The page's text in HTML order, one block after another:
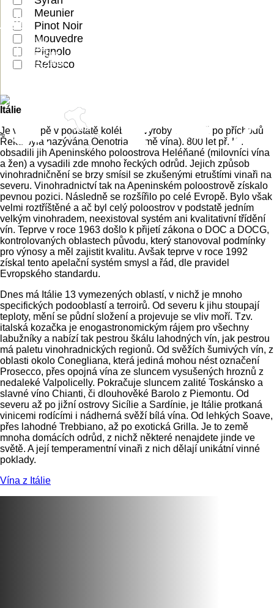
Meunier
Pinot Noir
Mouvedre
Pignolo
Refosco
Itálie
BEAUJOLAIS
ALSACE
BORDEAUX
CHAMPAGNE
CÔTES DU
RHÔNE
LANGUEDOC
PROVANCE
kolem Chalon-sur-Sâone a Mâconnais, poblíž města
Mâcon, sousedící s Beaujolais.
Montagne de Reims
převahou křídových půd. Převládá zde odrůda Pinot Noir.
Pochází odsud většina prestižních domů a skvělá
dlouhověká šampaňská.
Valée de la Marne- údolí řeky Marny s převážně jílovito-
vápenitými půdami. Dominantní odrůdou je Pinot
Meunier. Šampaňská mají ovocné aroma i chuť a jsou
jemná.
Côte des Blancs a Côte des Sézanne- v této části
dominuje bílá odrůda Chardonnay. Křídové půdy
podtrhují její eleganci a šampaňská odtud mají velký
potenciál a jsou velmi květinová a ovocná.
Côte des Bar- nejjižnější podoblast, s křídovým
podložím, osázená hojně odrůdou Pinot Noir. Historicky
tato část patřila k Burgundsku. Šampaňská jsou
vinaři se jedná o největší terroir šampaňského.
Mourvèdre Cinsault Piquepoul
Mauzac
Bourboulenc Marsanne Roussanne
Coteaux Varois en Provence
Itálie
FRIULI
ASOLO
PIEDMONT
ALTO ADIGE
PUGLIA
kopce a malebné vesnice usazené mezi nimi.
charakteru.
Grecanico
Inzolia
Nero d´Avola
Marsala
Německo
MOSELA
Rheinhessen
Rudesheimem.
Česko
Nový
Zéland
Itálie
Je v Evropě v podstatě kolébkou výroby vína. Už po příchodů
Řeků byla nazývána Oenotria (země vína). 800 let př. Kr.
obsadili jih Apeninského poloostrova Heléňané (milovníci vína
a žen) a vysadili zde mnoho řeckých odrůd. Jejich způsob
vinohradničnění se brzy smísil se zkušenými etruštími vinaři na
severu. Vinohradnictví tak na Apeninském poloostrově získalo
pevnou pozici. Následně se rozšířilo po celé Evropě. Bylo však
velmi roztříštěné a ač byl celý poloostrov v podstatě jedním
velkým vinohradem, neexistoval systém ani kvalitativní třídění
vín. Teprve v roce 1963 došlo k přijetí zákona o DOC a DOCG,
kontrolovaných oblastech původu, který stanovoval podmínky
pro výnosy a měl zajistit kvalitu. Avšak teprve v roce 1992
získal tento apelační systém smysl a řád, dle pravidel
Evropského standardu.
Dnes má Itálie 13 vymezených oblastí, v nichž je mnoho
specifických podooblastí a terroirů. Od severu k jihu stoupají
teploty, mění se půdní složení a projevuje se vliv moří. Tzv.
italská kozačka je enogastronomickým rájem pro všechny
labužníky a nabízí tak pestrou škálu lahodných vín, jak pestrou
má paletu vinohradnických regionů. Od svěžích šumivých vín, z
oblasti okolo Conegliana, která jediná mohou nést označení
Prosecco, přes opojná vína ze sluncem vysušených hroznů z
nedaleké Valpolicelly. Pokračuje sluncem zalité Toskánsko a
slavné víno Chianti, či dlouhověké Barolo z Piemontu. Od
severu až po jižní ostrovy Sicílie a Sardínie, je Itálie protkaná
vinicemi rodícími i nádherná svěží bílá vína. Od lehkých Soave,
přes lahodné Trebbiano, až po exotická Grilla. Je to země
mnoha domácích odrůd, z nichž některé nenajdete jinde ve
světě. A její temperamentní vinaři z nich dělají unikátní vinné
poklady.
Vína z Itálie